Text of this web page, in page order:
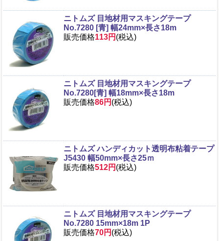
ニトムズ 目地材用マスキングテープ
No.7280 [青] 幅24mm×長さ18m
販売価格113円 (税込)
ニトムズ 目地材用マスキングテープ
No.7280[青] 幅18mm×長さ18m
販売価格86円 (税込)
ニトムズ ハンディカット透明布粘着テープ
J5430 幅50mm×長さ25ｍ
販売価格512円 (税込)
ニトムズ 目地材用マスキングテープ
No.7280 15mm×18m 1P
販売価格70円 (税込)